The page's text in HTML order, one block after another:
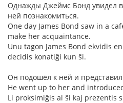
Однажды Джеймс Бонд увидел
ней познакомиться.
One day James Bond saw in a
make her acquaintance.
Unu tagon James Bond ekvidis
decidis konatiĝi kun ŝi.
Он подошёл к ней и
He went up to her and
Li proksimiĝis al ŝi kaj prezentis